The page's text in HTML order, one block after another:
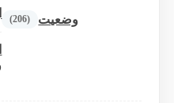
وضعیت (206)